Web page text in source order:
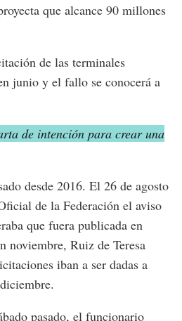
que alcance 90 millones
de las terminales
junio y el fallo se conocerá a
de intención para crear una
desde 2016. El 26 de agosto
de la Federación el aviso
que fuera publicada en
noviembre, Ruiz de Teresa
iban a ser dadas a
pasado, el funcionario